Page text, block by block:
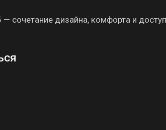
сочетание дизайна, комфорта и